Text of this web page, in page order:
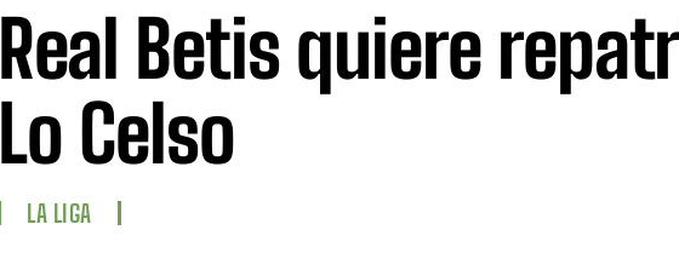
Real Betis quiere
Lo Celso
LA LIGA